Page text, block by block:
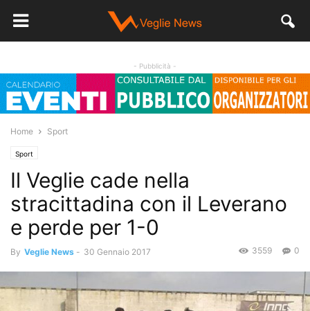
- Pubblicità -
Home Sport
Sport
Il Veglie cade nella
stracittadina con il Leverano
e perde per 1-0
By Veglie News - 30 Gennaio 2017 0
3559